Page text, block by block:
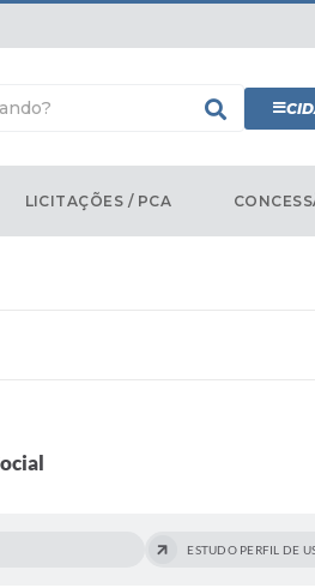
LICITAÇÕES / PCA
ESTUDO PERFIL DE